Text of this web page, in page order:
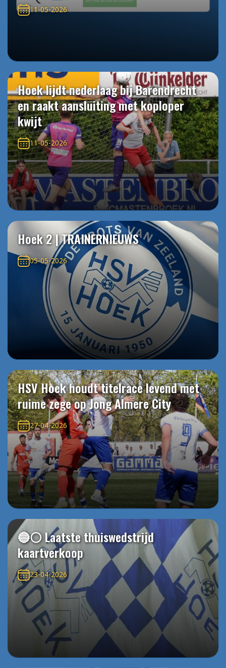
11-05-2026
Hoek lijdt nederlaag bij Barendrecht
en raakt aansluiting met koploper
kwijt
11-05-2026
Hoek 2 | TRAINERNIEUWS
05-05-2026
HSV Hoek houdt titelrace levend met
ruime zege op Jong Almere City
27-04-2026
🔵⚪️ Laatste thuiswedstrijd
kaartverkoop
23-04-2026